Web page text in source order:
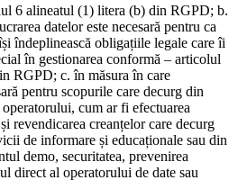
6 alineatul (1) litera (b) din RGPD; b.
datelor este necesară pentru ca
îndeplinească obligațiile legale care îi
în gestionarea conformă – articolul
RGPD; c. în măsura în care
pentru scopurile care decurg din
cum ar fi efectuarea
revendicarea creanțelor care decurg
de informare și educaționale sau din
demo, securitatea, prevenirea
direct al operatorului de date sau